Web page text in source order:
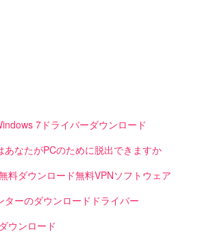
7ドライバーダウンロード
あなたがPCのために脱出できますか
料ダウンロード無料VPNソフトウェア
ーのダウンロードドライバー
ウンロード